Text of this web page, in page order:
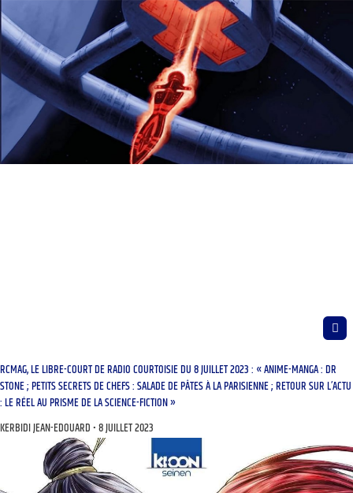
RCMAG, LE LIBRE-COURT DE RADIO COURTOISIE DU 8 JUILLET 2023 : « ANIME-MANGA : DR
STONE ; PETITS SECRETS DE CHEFS : SALADE DE PÂTES À LA PARISIENNE ; RETOUR SUR L’ACTU
: LE RÉEL AU PRISME DE LA SCIENCE-FICTION »
KERBIDI JEAN-EDOUARD 8 JUILLET 2023